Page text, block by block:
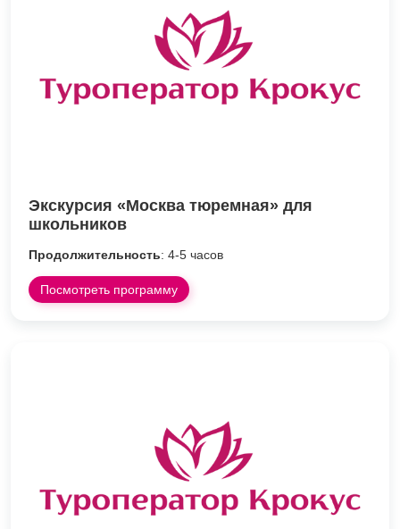
Экскурсия «Москва тюремная» для
школьников
Продолжительность: 4-5 часов
Посмотреть программу